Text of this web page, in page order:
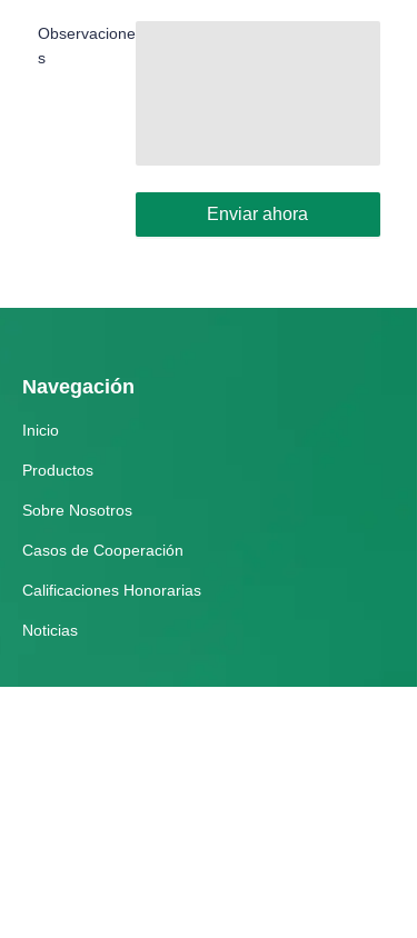
Observacione
s
Enviar ahora
Navegación
Inicio
Productos
Sobre Nosotros
Casos de Cooperación
Calificaciones Honorarias
Noticias